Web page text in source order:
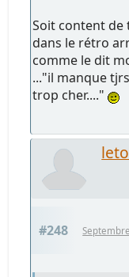
Soit content de
dans le rétro
comme le dit
..."il manque
trop cher...."
#248